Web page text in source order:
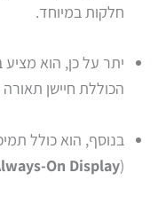
חלקות במיוחד.
יתר על כן, הוא
הכוללת חיישן
בנוסף, הוא כולל
(
On Display